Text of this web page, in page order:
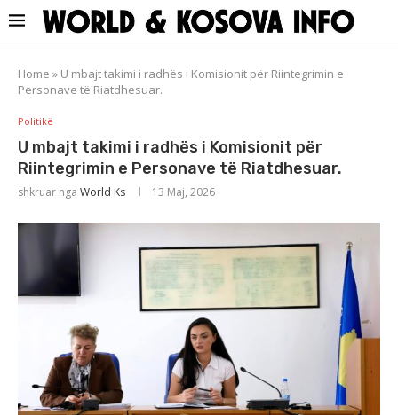
Home » U mbajt takimi i radhës i Komisionit për Riintegrimin e
Personave të Riatdhesuar.
Politikë
U mbajt takimi i radhës i Komisionit për
Riintegrimin e Personave të Riatdhesuar.
shkruar nga World Ks 13 Maj, 2026